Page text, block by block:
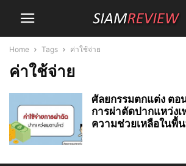
Home Tags ค่าใช้จ่าย
ค่าใช้จ่าย
ศัลยกรรมตกแต่ง ตอ
การผ่าตัดปากแหว่ง
ความช่วยเหลือในพื้